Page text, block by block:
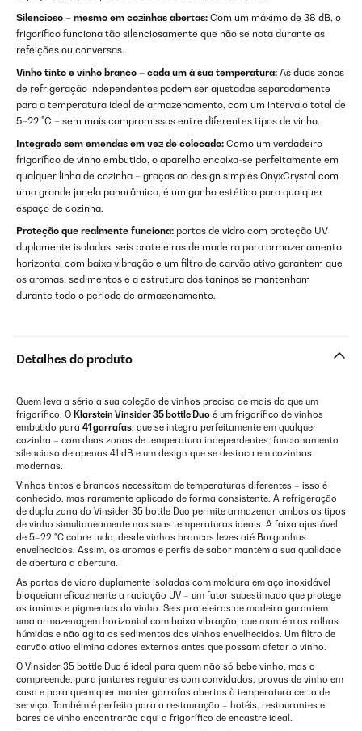
Silencioso – mesmo em cozinhas abertas: Com um máximo de 38 dB, o
frigorífico funciona tão silenciosamente que não se nota durante as
refeições ou conversas.
Vinho tinto e vinho branco – cada um à sua temperatura: As duas zonas
de refrigeração independentes podem ser ajustadas separadamente
para a temperatura ideal de armazenamento, com um intervalo total de
5–22 °C – sem mais compromissos entre diferentes tipos de vinho.
Integrado sem emendas em vez de colocado: Como um verdadeiro
frigorífico de vinho embutido, o aparelho encaixa-se perfeitamente em
qualquer linha de cozinha – graças ao design simples OnyxCrystal com
uma grande janela panorâmica, é um ganho estético para qualquer
espaço de cozinha.
Proteção que realmente funciona: portas de vidro com proteção UV
duplamente isoladas, seis prateleiras de madeira para armazenamento
horizontal com baixa vibração e um filtro de carvão ativo garantem que
os aromas, sedimentos e a estrutura dos taninos se mantenham
durante todo o período de armazenamento.
Detalhes do produto
Quem leva a sério a sua coleção de vinhos precisa de mais do que um
frigorífico. O Klarstein Vinsider 35 bottle Duo é um frigorífico de vinhos
embutido para 41 garrafas, que se integra perfeitamente em qualquer
cozinha – com duas zonas de temperatura independentes, funcionamento
silencioso de apenas 41 dB e um design que se destaca em cozinhas
modernas.
Vinhos tintos e brancos necessitam de temperaturas diferentes – isso é
conhecido, mas raramente aplicado de forma consistente. A refrigeração
de dupla zona do Vinsider 35 bottle Duo permite armazenar ambos os tipos
de vinho simultaneamente nas suas temperaturas ideais. A faixa ajustável
de 5–22 °C cobre tudo, desde vinhos brancos leves até Borgonhas
envelhecidos. Assim, os aromas e perfis de sabor mantêm a sua qualidade
de abertura a abertura.
As portas de vidro duplamente isoladas com moldura em aço inoxidável
bloqueiam eficazmente a radiação UV – um fator subestimado que protege
os taninos e pigmentos do vinho. Seis prateleiras de madeira garantem
uma armazenagem horizontal com baixa vibração, que mantém as rolhas
húmidas e não agita os sedimentos dos vinhos envelhecidos. Um filtro de
carvão ativo elimina odores externos antes que possam afetar o vinho.
O Vinsider 35 bottle Duo é ideal para quem não só bebe vinho, mas o
compreende: para jantares regulares com convidados, provas de vinho em
casa e para quem quer manter garrafas abertas à temperatura certa de
serviço. Também é perfeito para a restauração – hotéis, restaurantes e
bares de vinho encontrarão aqui o frigorífico de encastre ideal.